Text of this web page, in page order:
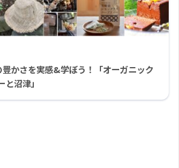
豊かさを実感&学ぼう！「オーガニック
沼津」